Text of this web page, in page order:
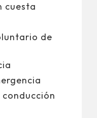
cuesta
de